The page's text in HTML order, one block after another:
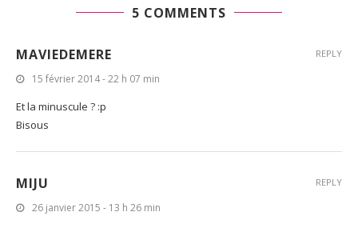
5 COMMENTS
MAVIEDEMERE
15 février 2014 - 22 h 07 min
Et la minuscule ? :p
Bisous
REPLY
MIJU
26 janvier 2015 - 13 h 26 min
REPLY